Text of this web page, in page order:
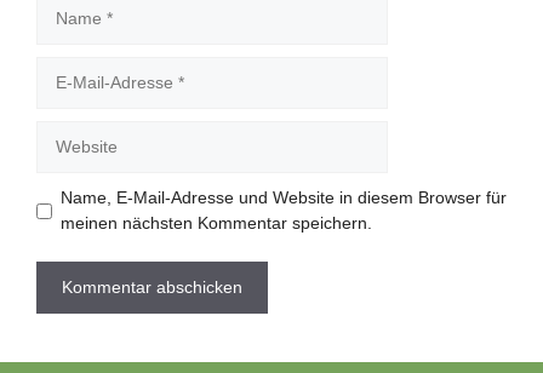
Mail-
Name, E-Mail-Adresse und Website in diesem Browser für
meinen nächsten Kommentar speichern.